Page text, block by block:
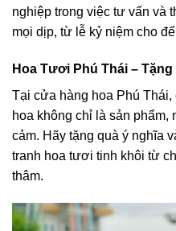
nghiệp trong việc tư vấn và
mọi dịp, từ lễ kỷ niệm cho
Hoa Tươi Phú Thái –
Tại cửa hàng hoa Phú
hoa không chỉ là sản phẩm,
cảm. Hãy tặng quà ý nghĩa
tranh hoa tươi tinh khôi từ
thâm.